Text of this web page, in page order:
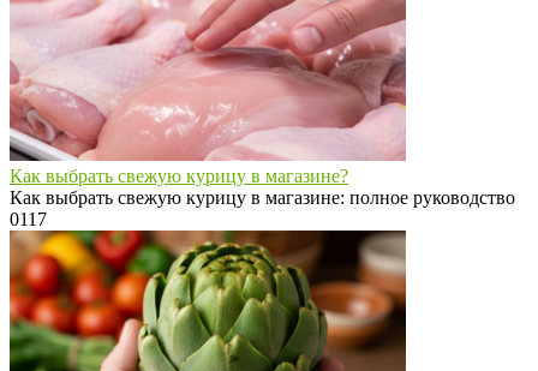
Как выбрать свежую курицу в магазине?
Как выбрать свежую курицу в магазине: полное руководство
0117